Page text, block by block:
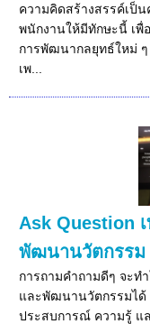
ความคิดสร้างสรรค์เป็น
พนักงานให้มีทักษะนี้ เ
การพัฒนากลยุทธ์ใหม่
เพ...
Ask Question
พัฒนานวัตกรรม
การถามคำถามดีๆ จะท
และพัฒนานวัตกรรมได้
ประสบการณ์ ความรู้ แ